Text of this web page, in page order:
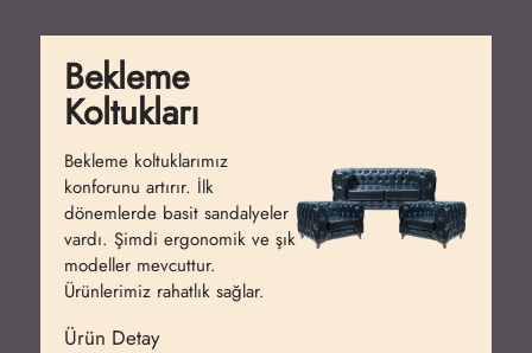
Bekleme
Koltukları
Bekleme koltuklarımız
konforunu artırır. İlk
dönemlerde basit sandalyeler
vardı. Şimdi ergonomik ve şık
modeller mevcuttur.
Ürünlerimiz rahatlık sağlar.
Ürün Detay